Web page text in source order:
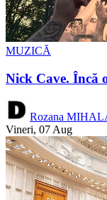
MUZICĂ
Nick Cave. Încă
Rozana
Vineri, 07 Aug